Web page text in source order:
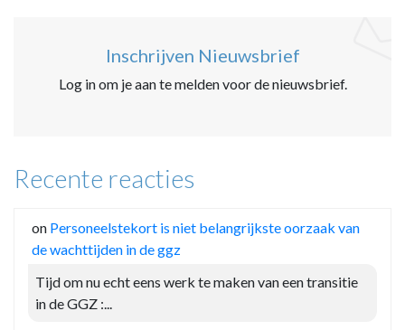
Inschrijven Nieuwsbrief
Log in om je aan te melden voor de nieuwsbrief.
Recente reacties
on Personeelstekort is niet belangrijkste oorzaak van
de wachttijden in de ggz
Tijd om nu echt eens werk te maken van een transitie
in de GGZ :...